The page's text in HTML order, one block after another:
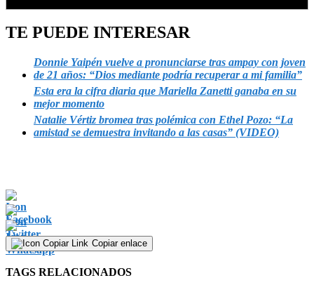
TE PUEDE INTERESAR
Donnie Yaipén vuelve a pronunciarse tras ampay con joven
de 21 años: “Dios mediante podría recuperar a mi familia”
Esta era la cifra diaria que Mariella Zanetti ganaba en su
mejor momento
Natalie Vértiz bromea tras polémica con Ethel Pozo: “La
amistad se demuestra invitando a las casas” (VIDEO)
Copiar enlace
TAGS RELACIONADOS